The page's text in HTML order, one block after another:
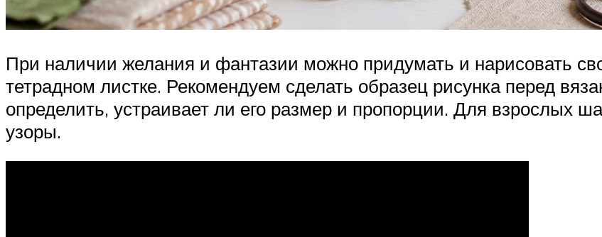
При наличии желания и фантазии можно придумать и нарисовать
тетрадном листке. Рекомендуем сделать образец рисунка перед
определить, устраивает ли его размер и пропорции. Для взрослых
узоры.